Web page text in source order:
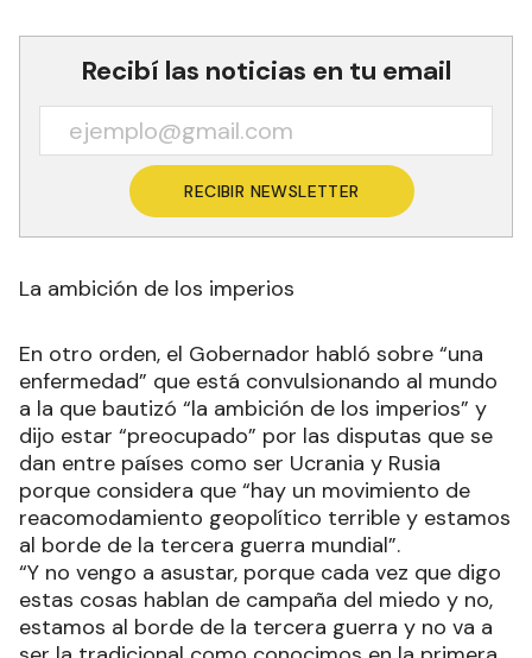
Recibí las noticias en tu email
RECIBIR NEWSLETTER
La ambición de los imperios
En otro orden, el Gobernador habló sobre “una
enfermedad” que está convulsionando al mundo
a la que bautizó “la ambición de los imperios” y
dijo estar “preocupado” por las disputas que se
dan entre países como ser Ucrania y Rusia
porque considera que “hay un movimiento de
reacomodamiento geopolítico terrible y estamos
al borde de la tercera guerra mundial”.
“Y no vengo a asustar, porque cada vez que digo
estas cosas hablan de campaña del miedo y no,
estamos al borde de la tercera guerra y no va a